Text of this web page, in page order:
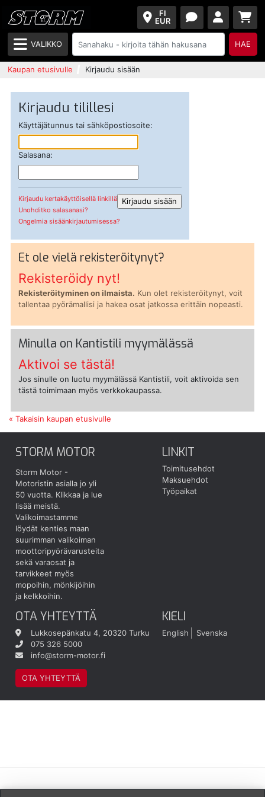
FI
EUR
VALIKKO HAE
Kaupan etusivulle Kirjaudu sisään
Kirjaudu tilillesi
Käyttäjätunnus tai sähköpostiosoite:
Salasana:
Kirjaudu kertakäyttöisellä linkillä
Unohditko salasanasi?
Ongelmia sisäänkirjautumisessa?
Et ole vielä rekisteröitynyt?
Rekisteröidy nyt!
Rekisteröityminen on ilmaista. Kun olet rekisteröitynyt, voit
tallentaa pyörämallisi ja hakea osat jatkossa erittäin nopeasti.
Minulla on Kantistili myymälässä
Aktivoi se tästä!
Jos sinulle on luotu myymälässä Kantistili, voit aktivoida sen
tästä toimimaan myös verkkokaupassa.
« Takaisin kaupan etusivulle
STORM MOTOR
Storm Motor -
Motoristin asialla jo yli
50 vuotta. Klikkaa ja lue
lisää meistä.
Valikoimastamme
löydät kenties maan
suurimman valikoiman
moottoripyörävarusteita
sekä varaosat ja
tarvikkeet myös
mopoihin, mönkijöihin
ja kelkkoihin.
LINKIT
Toimitusehdot
Maksuehdot
Työpaikat
OTA YHTEYTTÄ
Lukkosepänkatu 4, 20320 Turku
075 326 5000
info@storm-motor.fi
OTA YHTEYTTÄ
KIELI
English Svenska